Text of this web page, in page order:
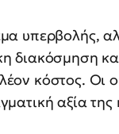
υπερβολής,
διακόσμηση
κόστος. Οι
αξία